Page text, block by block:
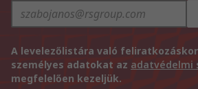
A levelezőlistára való
személyes adatokat az adatvédelmi
megfelelően kezeljük.